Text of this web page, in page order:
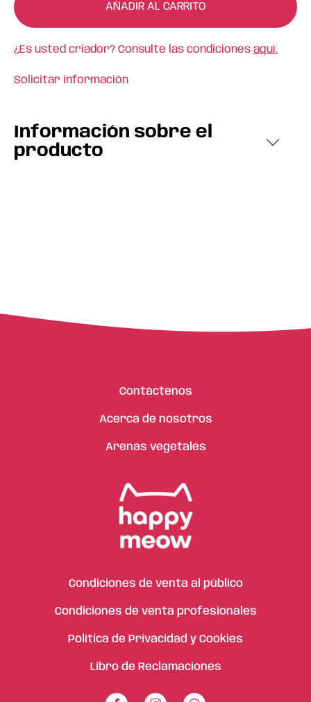
AÑADIR AL CARRITO
¿Es usted criador? Consulte las condiciones aquí.
Solicitar información
Información sobre el
producto
Contáctenos
Acerca de nosotros
Arenas vegetales
Condiciones de venta al público
Condiciones de venta profesionales
Política de Privacidad y Cookies
Libro de Reclamaciones